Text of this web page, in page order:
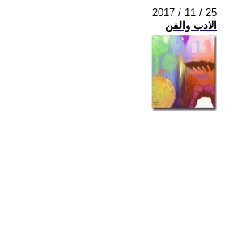
2017 / 11 / 25
الادب والفن